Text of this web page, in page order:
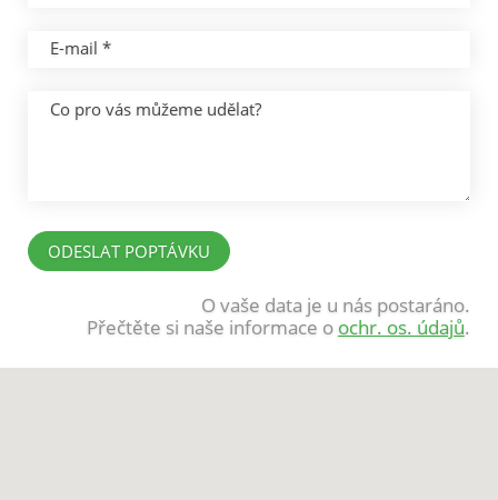
E-mail *
Co pro vás můžeme udělat?
O vaše data je u nás postaráno.
Přečtěte si naše informace o ochr. os. údajů.